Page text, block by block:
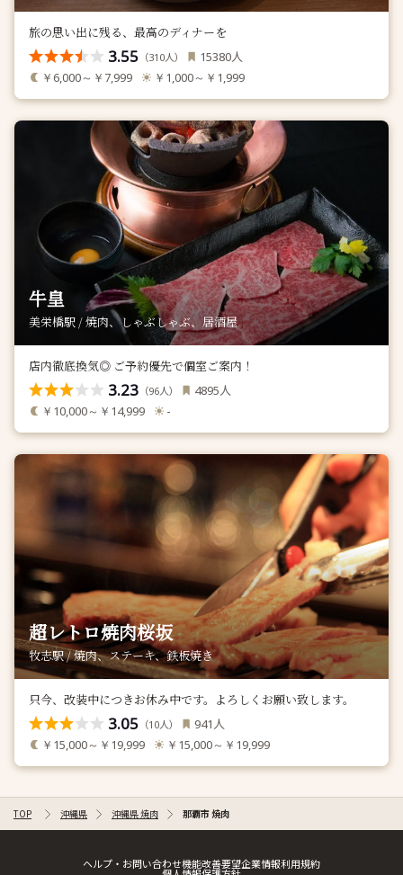
旅の思い出に残る、最高のディナーを
3.55 （310人） 15380人
￥6,000～￥7,999 ￥1,000～￥1,999
牛皇
美栄橋駅 / 焼肉、しゃぶしゃぶ、居酒屋
店内徹底換気◎ ご予約優先で個室ご案内！
3.23 （96人） 4895人
￥10,000～￥14,999 -
超レトロ焼肉桜坂
牧志駅 / 焼肉、ステーキ、鉄板焼き
只今、改装中につきお休み中です。よろしくお願い致します。
3.05 （10人） 941 人
￥15,000～￥19,999 ￥15,000～￥19,999
TOP 沖縄県 沖縄県 焼肉 那覇市 焼肉
ヘルプ・お問い合わせ機能改善要望企業情報利用規約